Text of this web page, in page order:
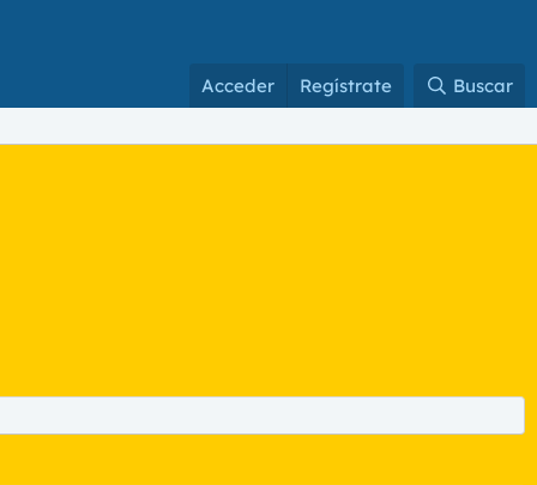
Acceder Regístrate Buscar